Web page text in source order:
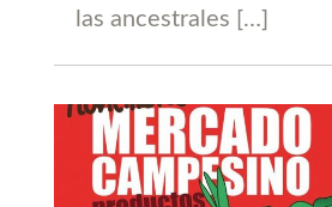
las ancestrales […]